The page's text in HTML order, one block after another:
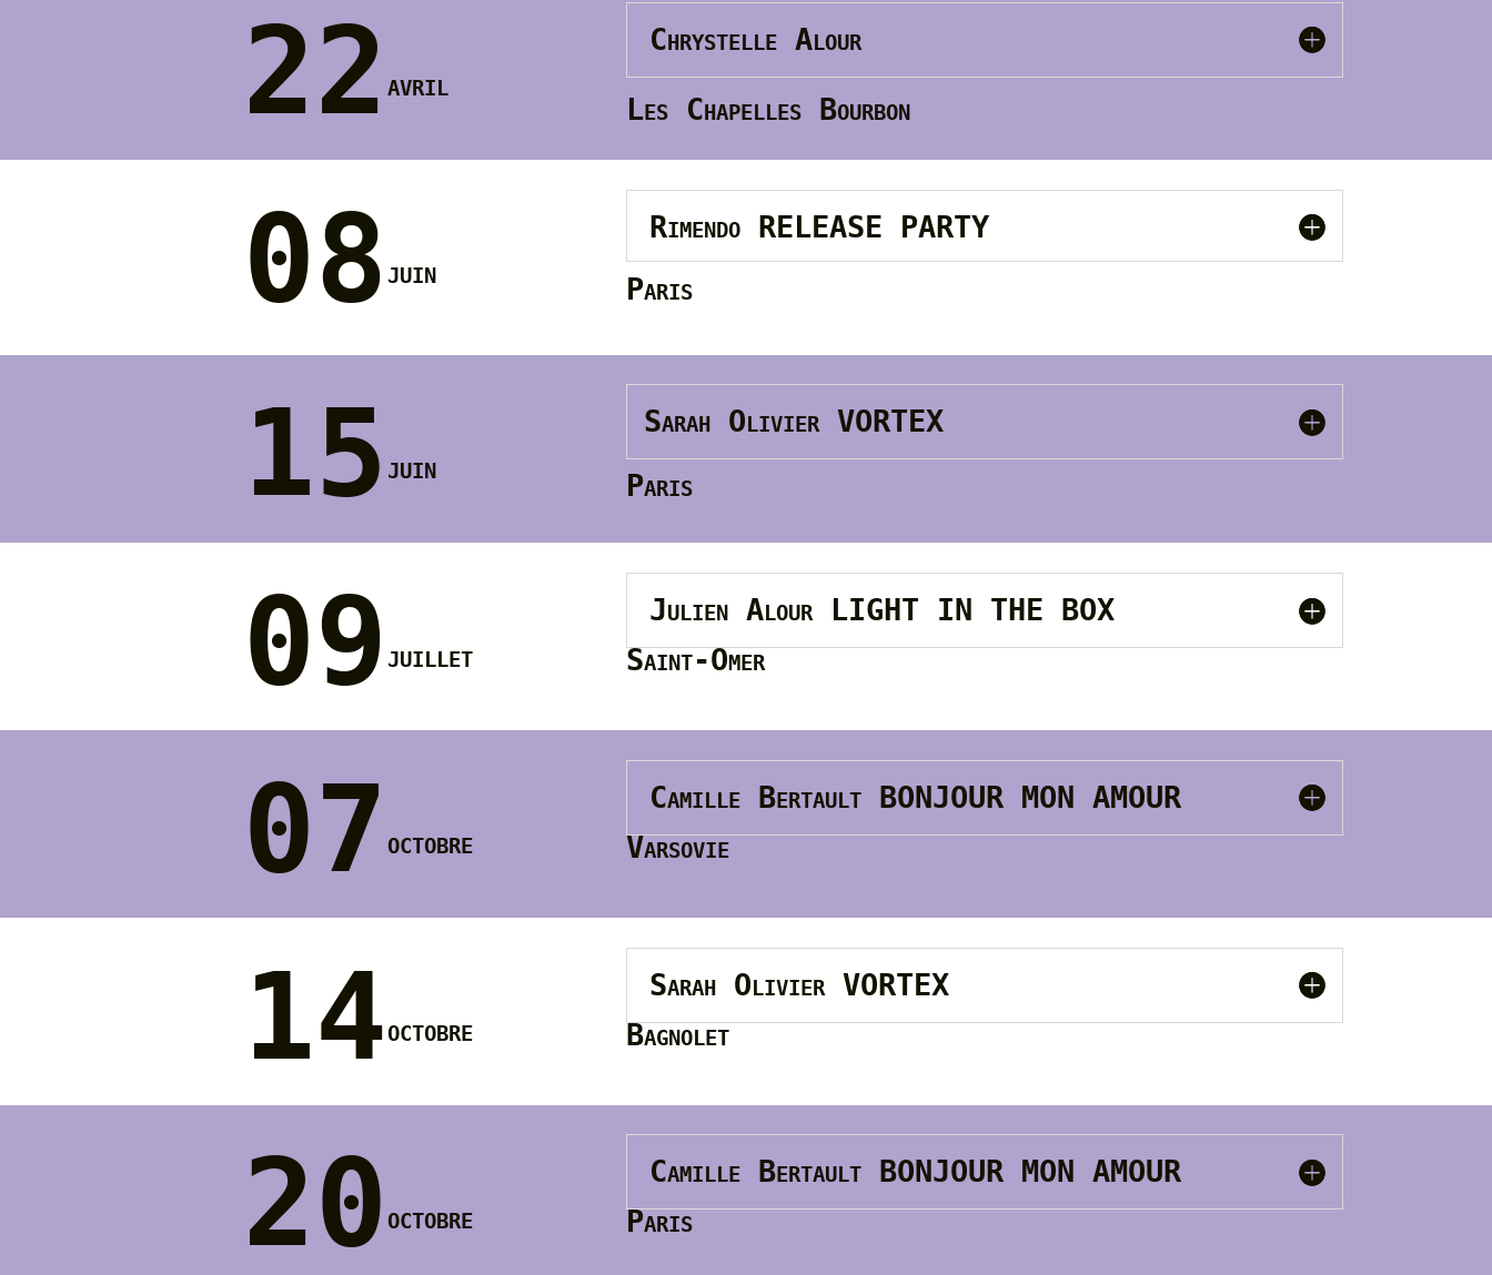
22avril
Chrystelle Alour
Les Chapelles Bourbon
08 juin
Rimendo RELEASE PARTY
Paris
15 juin
Sarah Olivier VORTEX
Paris
09 juillet
Julien Alour LIGHT IN THE BOX
Saint-Omer
07octobre
Camille Bertault BONJOUR MON AMOUR
Varsovie
14octobre
Sarah Olivier VORTEX
Bagnolet
20octobre
Camille Bertault BONJOUR MON AMOUR
Paris